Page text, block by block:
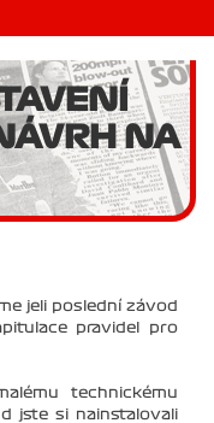
NA
jeli poslední závod
pravidel pro
technickému
jste si nainstalovali